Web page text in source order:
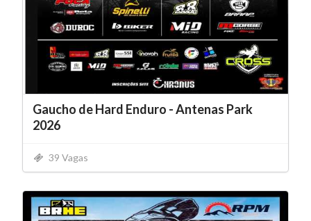
Gaucho de Hard Enduro - Antenas Park
2026
39 Vagas